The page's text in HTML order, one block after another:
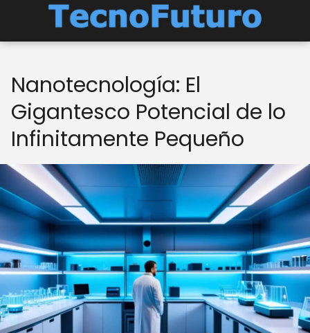
Nanotecnología: El
Gigantesco Potencial de lo
Infinitamente Pequeño